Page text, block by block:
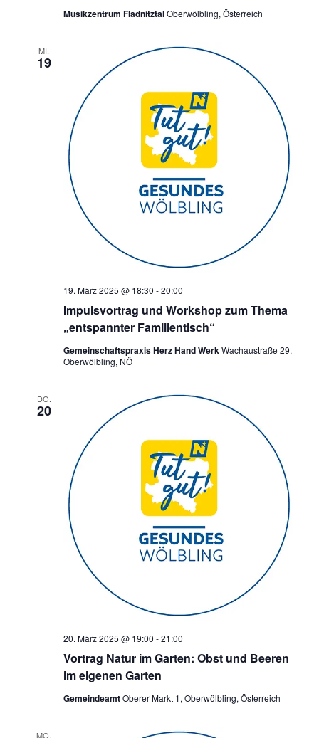
Musikzentrum FladnitztalOberwölbling, Österreich
MI.
19
Impulsvortrag und Workshop zum Thema
„entspannter Familientisch“
19. März 2025 @ 18:30 -20:00
Gemeinschaftspraxis Herz Hand WerkWachaustraße 29,
Oberwölbling, NÖ
DO.
20
Vortrag Natur im Garten: Obst und Beeren
im eigenen Garten
20. März 2025 @ 19:00 -21:00
GemeindeamtOberer Markt 1, Oberwölbling, Österreich
MO.